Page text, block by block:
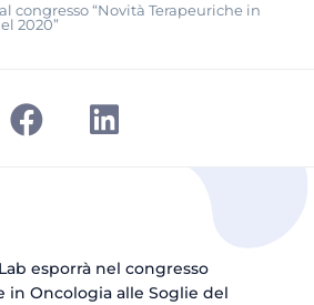
congresso “Novità Terapeuriche in
2020”
esporrà nel congresso
in Oncologia alle Soglie del